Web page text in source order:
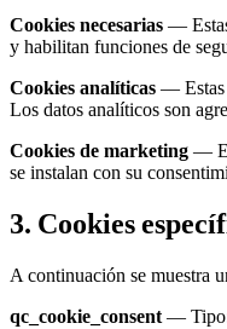
Cookies necesarias —
y habilitan funciones de
Cookies analíticas — Estas
Los datos analíticos son
Cookies de marketing —
se instalan con su
3. Cookies
A continuación se muestra
qc_cookie_consent — Tipo: